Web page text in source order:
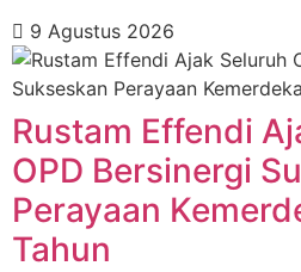
9 Agustus 2026
Rustam Effendi
OPD Bersinergi
Perayaan
Tahun